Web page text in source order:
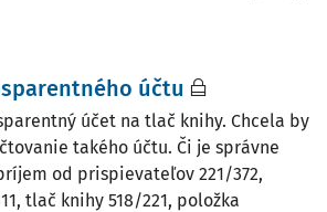
účtu
účet na tlač knihy. Chcela by
takého účtu. Či je správne
od prispievateľov 221/372,
tlač knihy 518/221, položka